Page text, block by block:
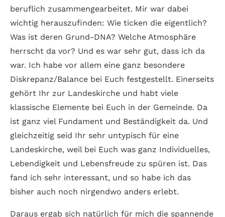
beruflich zusammengearbeitet. Mir war dabei
wichtig herauszufinden: Wie ticken die eigentlich?
Was ist deren Grund-DNA? Welche Atmosphäre
herrscht da vor? Und es war sehr gut, dass ich da
war. Ich habe vor allem eine ganz besondere
Diskrepanz/Balance bei Euch festgestellt. Einerseits
gehört Ihr zur Landeskirche und habt viele
klassische Elemente bei Euch in der Gemeinde. Da
ist ganz viel Fundament und Beständigkeit da. Und
gleichzeitig seid Ihr sehr untypisch für eine
Landeskirche, weil bei Euch was ganz Individuelles,
Lebendigkeit und Lebensfreude zu spüren ist. Das
fand ich sehr interessant, und so habe ich das
bisher auch noch nirgendwo anders erlebt.
Daraus ergab sich natürlich für mich die spannende